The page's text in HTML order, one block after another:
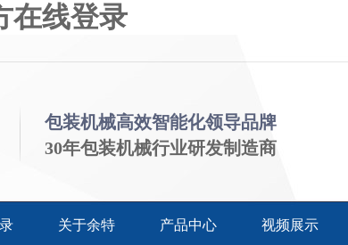
在线登录
包装机械高效智能化领导品牌
30年包装机械行业研发制造商
关于余特 产品中心 视频展示